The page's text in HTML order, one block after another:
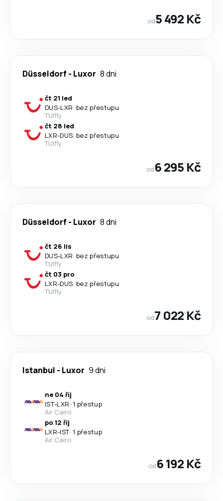
od5 492 Kč
Düsseldorf - Luxor 8 dni
čt 21 led
DUS-LXR· bez přestupu
TUIfly
čt 28 led
LXR-DUS· bez přestupu
TUIfly
od6 295 Kč
Düsseldorf - Luxor 8 dni
čt 26 lis
DUS-LXR· bez přestupu
TUIfly
čt 03 pro
LXR-DUS· bez přestupu
TUIfly
od7 022 Kč
Istanbul - Luxor 9 dni
ne 04 říj
IST-LXR· 1 přestup
Air Cairo
po 12 říj
LXR-IST· 1 přestup
Air Cairo
od6 192 Kč